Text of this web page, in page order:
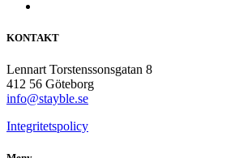
KONTAKT
Lennart Torstenssonsgatan 8
412 56 Göteborg
info@stayble.se
Integritetspolicy